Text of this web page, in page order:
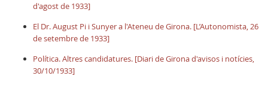
d'agost de 1933]
El Dr. August Pi i Sunyer a l'Ateneu de Girona. [L’Autonomista, 26
de setembre de 1933]
Política. Altres candidatures. [Diari de Girona d'avisos i notícies,
30/10/1933]